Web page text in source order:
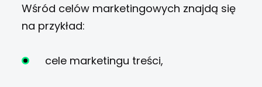
Wśród celów marketingowych znajdą się
na przykład:
cele marketingu treści,